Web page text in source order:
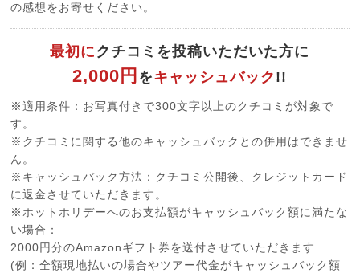
の感想をお寄せください。
最初にクチコミを投稿いただいた方に
2,000円 をキャッシュバック !!
※適用条件：お写真付きで300文字以上のクチコミが対象で
す。
※クチコミに関する他のキャッシュバックとの併用はできませ
ん。
※キャッシュバック方法：クチコミ公開後、クレジットカード
に返金させていただきます。
※ホットホリデーへのお支払額がキャッシュバック額に満たな
い場合：
2000円分のAmazonギフト券を送付させていただきます
(例：全額現地払いの場合やツアー代金がキャッシュバック額